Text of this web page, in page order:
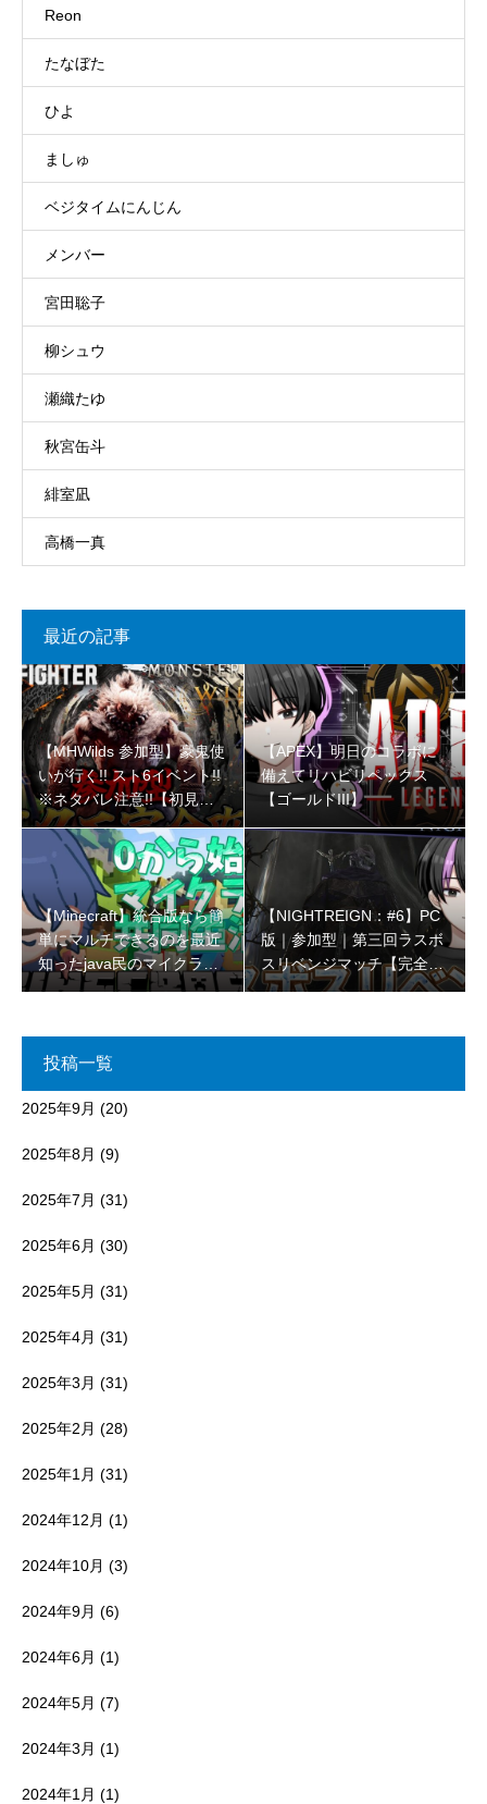
Reon
たなぼた
ひよ
ましゅ
ベジタイムにんじん
メンバー
宮田聡子
柳シュウ
瀬織たゆ
秋宮缶斗
緋室凪
高橋一真
最近の記事
【MHWilds 参加型】豪鬼使
いが行く!! スト6イベント!!
※ネタバレ注意!!【初見さ
ん大歓迎 】
【APEX】明日のコラボに
備えてリハビリペックス
【ゴールドIII】
【Minecraft】統合版なら簡
単にマルチできるのを最近
知ったjava民のマイクラコ
ラボ🌳【初見さん大歓迎 】
【NIGHTREIGN：#6】PC
版｜参加型｜第三回ラスボ
スリベンジマッチ【完全初
見プレイ】
投稿一覧
2025年9月 (20)
2025年8月 (9)
2025年7月 (31)
2025年6月 (30)
2025年5月 (31)
2025年4月 (31)
2025年3月 (31)
2025年2月 (28)
2025年1月 (31)
2024年12月 (1)
2024年10月 (3)
2024年9月 (6)
2024年6月 (1)
2024年5月 (7)
2024年3月 (1)
2024年1月 (1)